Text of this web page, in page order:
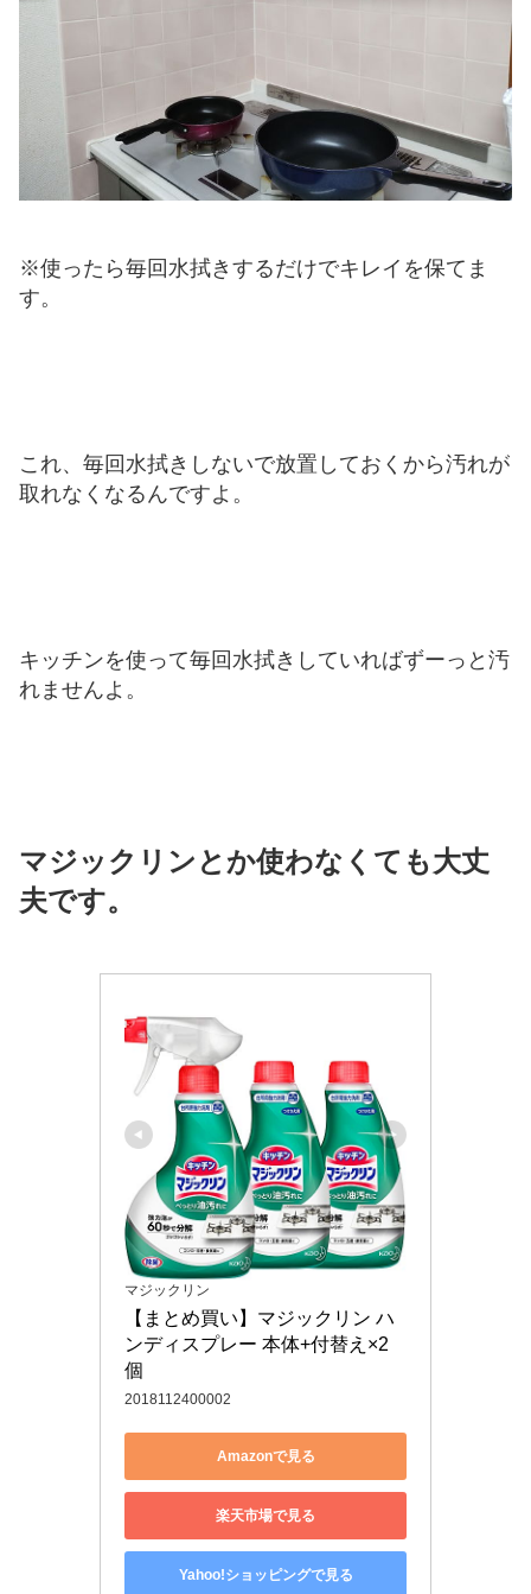
※使ったら毎回水拭きするだけでキレイを保てま
す。
これ、毎回水拭きしないで放置しておくから汚れが
取れなくなるんですよ。
キッチンを使って毎回水拭きしていればずーっと汚
れませんよ。
マジックリンとか使わなくても大丈
夫です。
マジックリン
【まとめ買い】マジックリン ハ
ンディスプレー 本体+付替え×2
個
2018112400002
Amazonで見る
楽天市場で見る
Yahoo!ショッピングで見る